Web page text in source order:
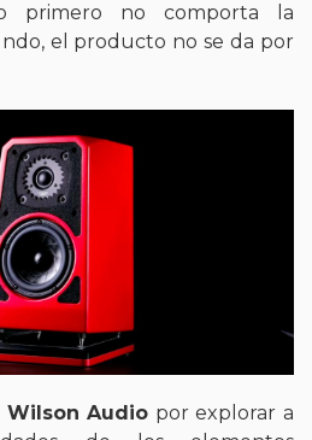
primero no comporta la
el producto no se da por
Wilson Audio por explorar a